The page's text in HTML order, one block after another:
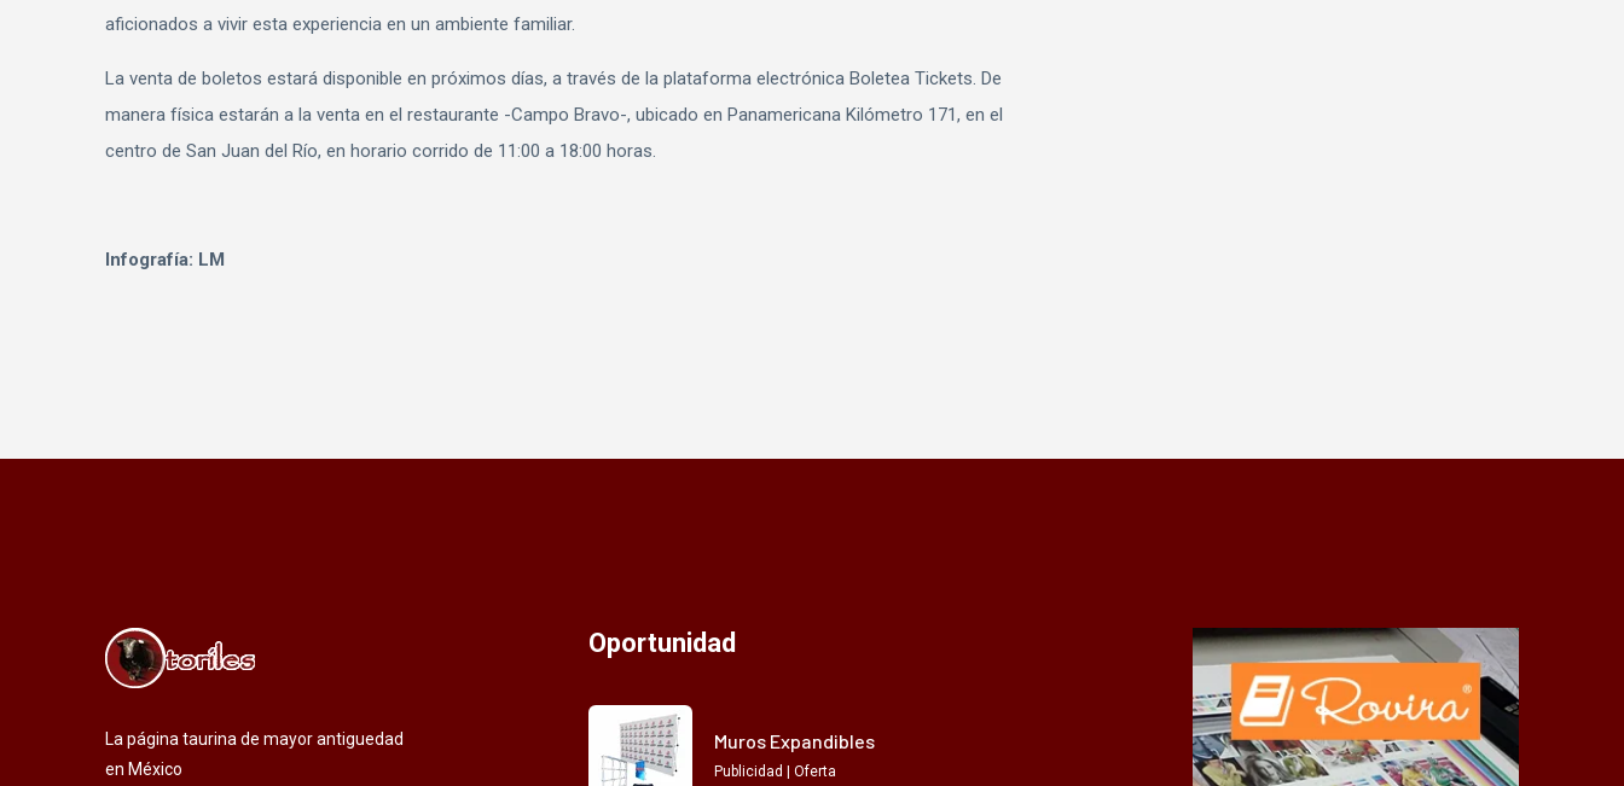
aficionados a vivir esta experiencia en un ambiente familiar.
La venta de boletos estará disponible en próximos días, a través de la plataforma electrónica Boletea Tickets. De
manera física estarán a la venta en el restaurante -Campo Bravo-, ubicado en Panamericana Kilómetro 171, en el
centro de San Juan del Río, en horario corrido de 11:00 a 18:00 horas.
Infografía: LM
La página taurina de mayor antiguedad
en México
Oportunidad
Muros Expandibles
Publicidad | Oferta